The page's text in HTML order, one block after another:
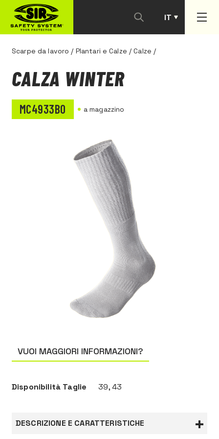
IT
PT
Scarpe da lavoro / Plantari e Calze /Calze /
VUOI MAGGIORI INFORMAZIONI?
Disponibilità Taglie 39, 43
DESCRIZIONE E CARATTERISTICHE
CALZA WINTER
MC4933B0 a magazzino